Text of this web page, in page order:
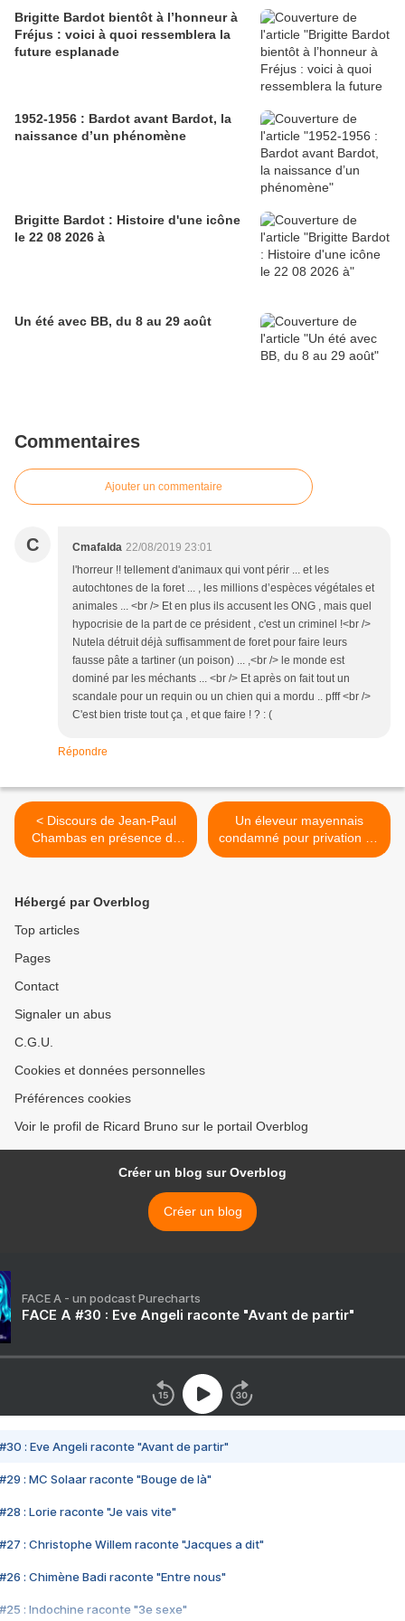
Brigitte Bardot bientôt à l’honneur à
Fréjus : voici à quoi ressemblera la
future esplanade
1952-1956 : Bardot avant Bardot, la
naissance d’un phénomène
Brigitte Bardot : Histoire d'une icône
le 22 08 2026 à
Un été avec BB, du 8 au 29 août
Commentaires
Ajouter un commentaire
C Cmafalda 22/08/2019 23:01
l'horreur !! tellement d'animaux qui vont périr ... et les
autochtones de la foret ... , les millions d’espèces végétales et
animales ... <br /> Et en plus ils accusent les ONG , mais quel
hypocrisie de la part de ce président , c'est un criminel !<br />
Nutela détruit déjà suffisamment de foret pour faire leurs
fausse pâte a tartiner (un poison) ... ,<br /> le monde est
dominé par les méchants ... <br /> Et après on fait tout un
scandale pour un requin ou un chien qui a mordu .. pfff <br />
C'est bien triste tout ça , et que faire ! ? : (
Répondre
< Discours de Jean-Paul
Chambas en présence de
Geneviève Darrieussecq
Un éleveur mayennais
condamné pour privation de
nourriture et de soins, son
Hébergé par Overblog
Top articles
Pages
Contact
Signaler un abus
C.G.U.
Cookies et données personnelles
Préférences cookies
Voir le profil de Ricard Bruno sur le portail Overblog
Créer un blog sur Overblog
Créer un blog
FACE A - un podcast Purecharts
FACE A #30 : Eve Angeli raconte "Avant de partir"
#30 : Eve Angeli raconte "Avant de partir"
#29 : MC Solaar raconte "Bouge de là"
#28 : Lorie raconte "Je vais vite"
#27 : Christophe Willem raconte "Jacques a dit"
#26 : Chimène Badi raconte "Entre nous"
#25 : Indochine raconte "3e sexe"